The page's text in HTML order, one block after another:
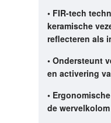
• FIR-tech
keramische
reflecteren als
• Ondersteunt
en activering
•
de wervelkolom